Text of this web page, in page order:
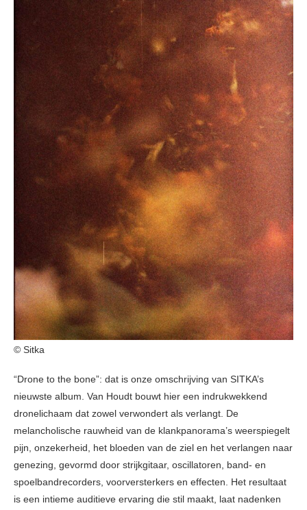
© Sitka
“Drone to the bone”: dat is onze omschrijving van SITKA’s
nieuwste album. Van Houdt bouwt hier een indrukwekkend
dronelichaam dat zowel verwondert als verlangt. De
melancholische rauwheid van de klankpanorama’s weerspiegelt
pijn, onzekerheid, het bloeden van de ziel en het verlangen naar
genezing, gevormd door strijkgitaar, oscillatoren, band- en
spoelbandrecorders, voorversterkers en effecten. Het resultaat
is een intieme auditieve ervaring die stil maakt, laat nadenken